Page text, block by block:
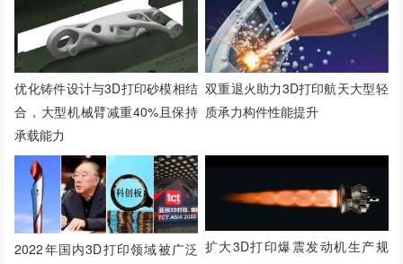
优化铸件设计与3D打印砂模相结
合，大型机械臂减重40%且保持
承载能力
双重退火助力3D打印航天大型轻
质承力构件性能提升
2022年国内3D打印领域被广泛 扩大3D打印爆震发动机生产规